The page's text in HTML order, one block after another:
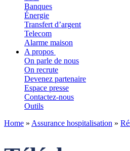
Banques
Énergie
Transfert d’argent
Telecom
Alarme maison
A propos
On parle de nous
On recrute
Devenez partenaire
Espace presse
Contactez-nous
Outils
Home » Assurance hospitalisation »